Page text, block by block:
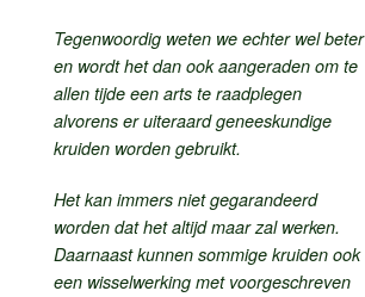
Tegenwoordig weten we echter wel beter
en wordt het dan ook aangeraden om te
allen tijde een arts te raadplegen
alvorens er uiteraard geneeskundige
kruiden worden gebruikt.
Het kan immers niet gegarandeerd
worden dat het altijd maar zal werken.
Daarnaast kunnen sommige kruiden ook
een wisselwerking met voorgeschreven